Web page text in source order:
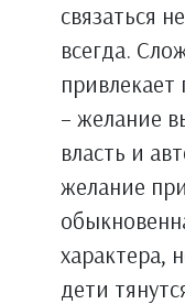
связаться
всегда.
привлекает
– желание
власть и
желание
характера,
дети